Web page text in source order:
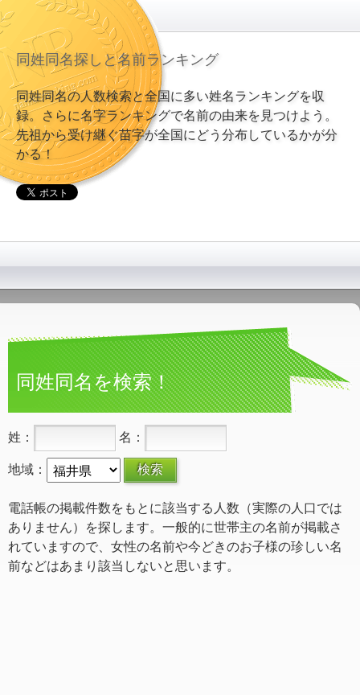
同姓同名探しと名前ランキング
同姓同名の人数検索と全国に多い姓名ランキングを収
録。さらに名字ランキングで名前の由来を見つけよう。
先祖から受け継ぐ苗字が全国にどう分布しているかが分
かる！
同姓同名を検索！
姓： 名：
地域：
電話帳の掲載件数をもとに該当する人数（実際の人口では
ありません）を探します。一般的に世帯主の名前が掲載さ
れていますので、女性の名前や今どきのお子様の珍しい名
前などはあまり該当しないと思います。